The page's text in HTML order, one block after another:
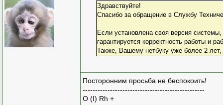
Здравствуйте!
Спасибо за обращение в Службу
Если установлена своя версия
гарантируется корректность работы и
Также, Вашему нетбуку уже более 2
Посторонним просьба не беспокоить!
-------------------------------------------------
O (I) Rh +